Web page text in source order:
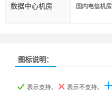
数据中心机房 国内电信机房
产品名称
产品名称
产品名称
图标说明：
表示支持、 表示不支持、